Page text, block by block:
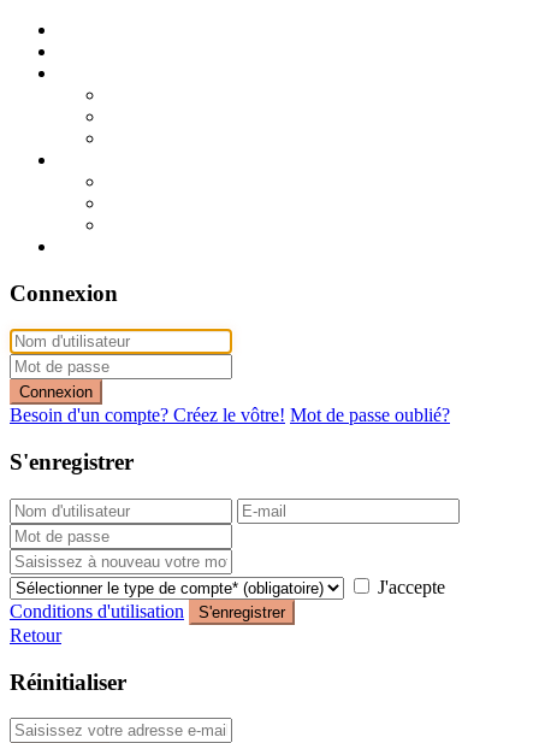
Connexion
Connexion
Besoin d'un compte? Créez le vôtre! Mot de passe oublié?
S'enregistrer
J'accepte
Conditions d'utilisation
S'enregistrer
Retour
Réinitialiser